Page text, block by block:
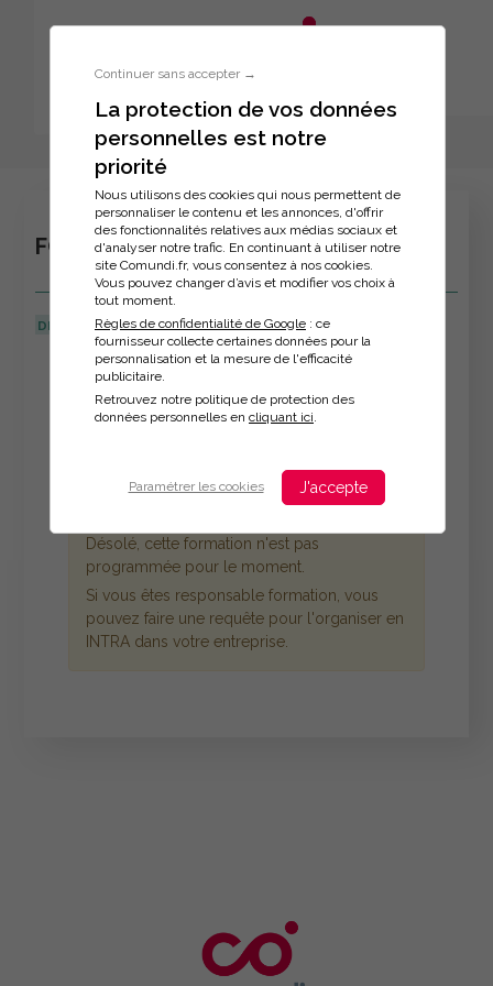
Continuer sans accepter →
La protection de vos données
personnelles est notre
priorité
Nous utilisons des cookies qui nous permettent de
personnaliser le contenu et les annonces, d'offrir
des fonctionnalités relatives aux médias sociaux et
d'analyser notre trafic. En continuant à utiliser notre
site Comundi.fr, vous consentez à nos cookies.
Vous pouvez changer d’avis et modifier vos choix à
tout moment.
Règles de confidentialité de Google : ce
fournisseur collecte certaines données pour la
personnalisation et la mesure de l'efficacité
publicitaire.
Retrouvez notre politique de protection des
données personnelles en cliquant ici
Paramétrer les cookies J'accepte
Inscription à la formation
FORMATION TUTEUR EN ENTREPRISE
DERNIÈRE MISE À JOUR :21/08/2024
Veuillez décrire votre situation
Désolé, cette formation n'est pas
programmée pour le moment.
Si vous êtes responsable formation, vous
pouvez faire une requête pour l'organiser en
INTRA dans votre entreprise.